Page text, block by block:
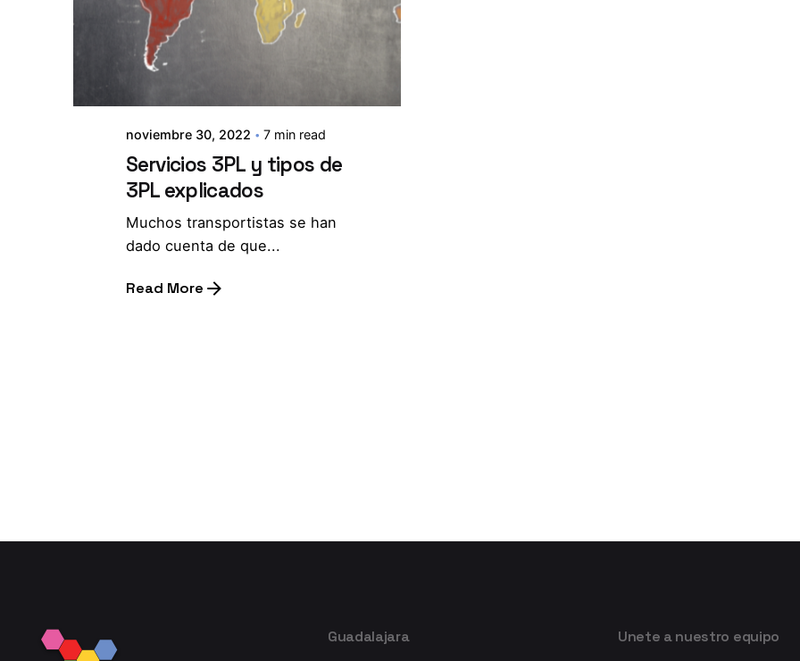
noviembre 30, 2022 7 min read
Servicios 3PL y tipos de
3PL explicados
Muchos transportistas se han
dado cuenta de que...
Read More
Guadalajara Unete a nuestro equipo